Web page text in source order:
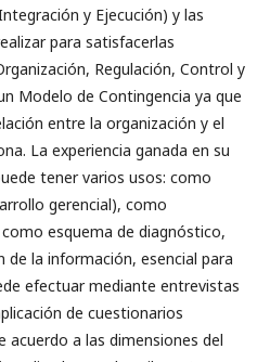
y Ejecución) y las
para satisfacerlas
Regulación, Control y
Modelo de Contingencia ya que
entre la organización y el
La experiencia ganada en su
tener varios usos: como
gerencial), como
esquema de diagnóstico,
la información, esencial para
efectuar mediante entrevistas
de cuestionarios
acuerdo a las dimensiones del